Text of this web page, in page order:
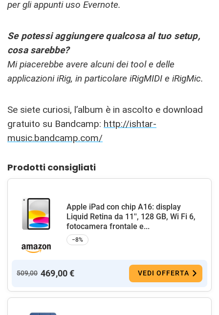
per gli appunti uso Evernote.
Se potessi aggiungere qualcosa al tuo setup,
cosa sarebbe?
Mi piacerebbe avere alcuni dei tool e delle
applicazioni iRig, in particolare iRigMIDI e iRigMic.
Se siete curiosi, l’album è in ascolto e download
gratuito su Bandcamp: http://ishtar-
music.bandcamp.com/
Prodotti consigliati
Apple iPad con chip A16: display
Liquid Retina da 11'', 128 GB, Wi Fi 6,
fotocamera frontale e...
−8%
509,00 469,00 € VEDI OFFERTA